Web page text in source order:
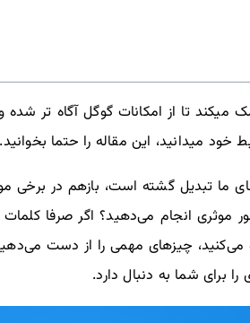
تا از امکانات گوگل آگاه تر شده
میدانید، این مقاله را حتما
تبدیل گشته است، بازهم در برخی
انجام می‌دهید؟ اگر صرفا کلمات
می‌کنید، چیزهای مهمی را از دست
برای شما به دنبال دارد.